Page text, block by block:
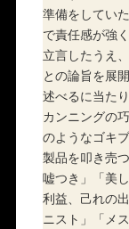
準備をしてい
で責任感が強
立言したうえ
との論旨を展
述べるに当た
カンニングの
のようなゴキ
製品を叩き売
嘘つき」「美
利益、己れの
ニスト」「メ